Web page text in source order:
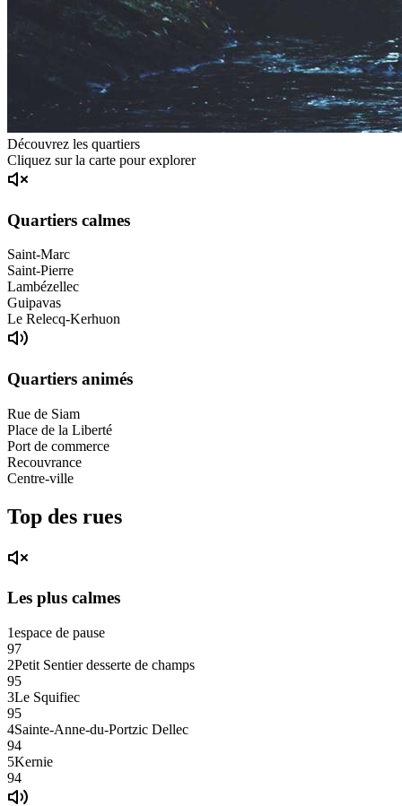
Découvrez les quartiers
Cliquez sur la carte pour explorer
Quartiers calmes
Saint-Marc
Saint-Pierre
Lambézellec
Guipavas
Le Relecq-Kerhuon
Quartiers animés
Rue de Siam
Place de la Liberté
Port de commerce
Recouvrance
Centre-ville
Top des rues
Les plus calmes
1espace de pause
97
2Petit Sentier desserte de champs
95
3Le Squifiec
95
4Sainte-Anne-du-Portzic Dellec
94
5Kernie
94